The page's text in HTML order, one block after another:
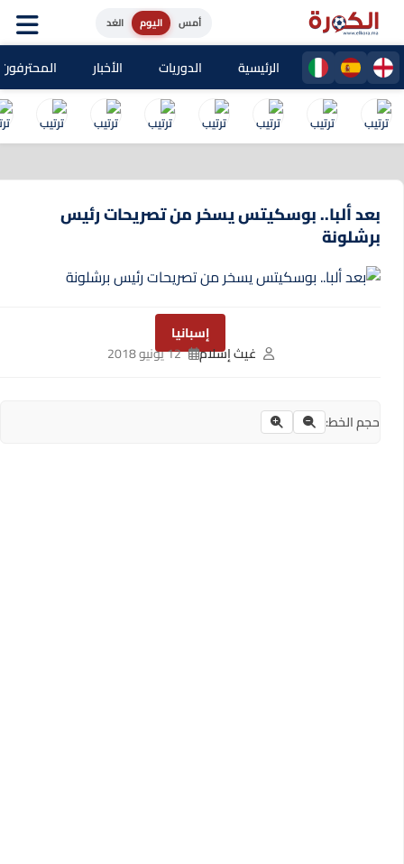
اليوم الغد
الرئيسية الدوريات الأخبار المحترفون
بعد ألبا.. بوسكيتس يسخر من تصريحات رئيس
برشلونة
إسبانيا
غيث إسلام
12 يونيو 2018
حجم الخط: